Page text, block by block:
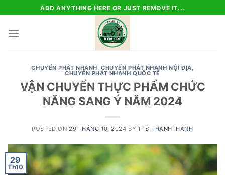
to
content
ADD ANYTHING HERE OR JUST REMOVE IT...
CHUYỂN PHÁT NHANH,CHUYỂN PHÁT NHANH NỘI ĐỊA,
CHUYỂN PHÁT NHANH QUỐC TẾ
VẬN CHUYỂN THỰC PHẨM CHỨC
NĂNG SANG Ý NĂM 2024
POSTED ON 29 THÁNG 10, 2024 BY TTS_THANHTHANH
29
Th10